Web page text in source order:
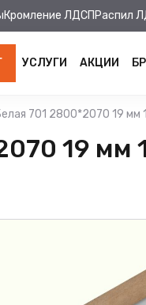
Кромление ЛДСП Распил
УСЛУГИ АКЦИИ
701 2800*2070 19 мм
19 мм